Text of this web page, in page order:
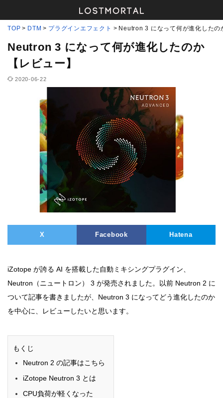
TOP DTM プラグインエフェクト Neutron 3 になって何が進化したの
Neutron 3 になって何が進化したのか
【レビュー】
2020-06-22
X Facebook Hatena
iZotope が誇る AI を搭載した自動ミキシングプラグイン、
Neutron（ニュートロン） 3 が発売されました。以前 Neutron 2 に
ついて記事を書きましたが、Neutron 3 になってどう進化したのか
を中心に、レビューしたいと思います。
もくじ
Neutron 2 の記事はこちら
iZotope Neutron 3 とは
CPU負荷が軽くなった